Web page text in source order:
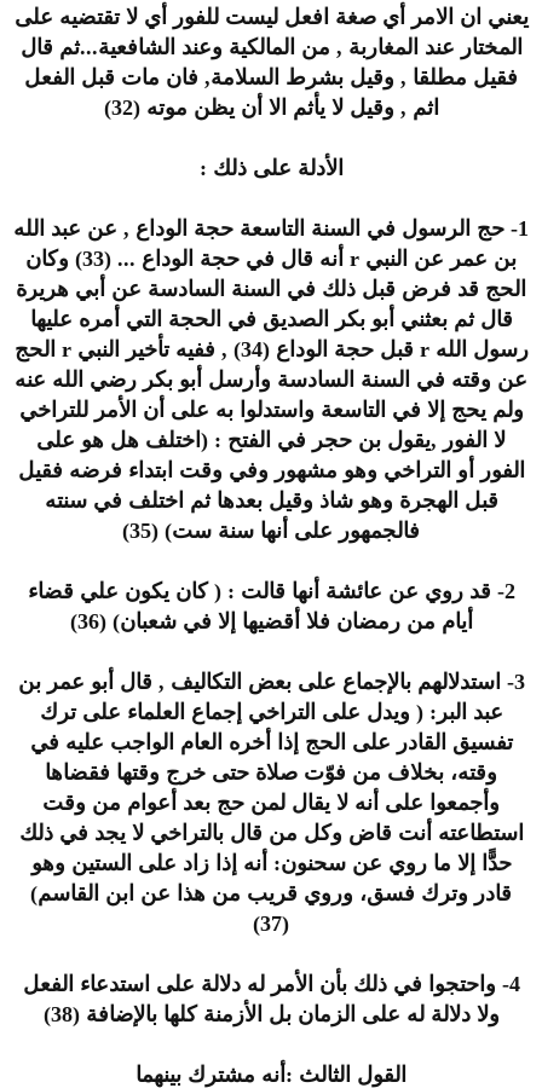
يعني ان الامر أي صغة افعل ليست للفور أي لا تقتضيه على
المختار عند المغاربة , من المالكية وعند الشافعية...ثم قال
فقيل مطلقا , وقيل بشرط السلامة, فان مات قبل الفعل
اثم , وقيل لا يأثم الا أن يظن موته (32)
الأدلة على ذلك :
1- حج الرسول في السنة التاسعة حجة الوداع , عن عبد الله
بن عمر عن النبي r أنه قال في حجة الوداع ... (33) وكان
الحج قد فرض قبل ذلك في السنة السادسة عن أبي هريرة
قال ثم بعثني أبو بكر الصديق في الحجة التي أمره عليها
رسول الله r قبل حجة الوداع (34) , ففيه تأخير النبي r الحج
عن وقته في السنة السادسة وأرسل أبو بكر رضي الله عنه
ولم يحج إلا في التاسعة واستدلوا به على أن الأمر للتراخي
لا الفور ,يقول بن حجر في الفتح : (اختلف هل هو على
الفور أو التراخي وهو مشهور وفي وقت ابتداء فرضه فقيل
قبل الهجرة وهو شاذ وقيل بعدها ثم اختلف في سنته
فالجمهور على أنها سنة ست) (35)
2- قد روي عن عائشة أنها قالت : ( كان يكون علي قضاء
أيام من رمضان فلا أقضيها إلا في شعبان) (36)
3- استدلالهم بالإجماع على بعض التكاليف , قال أبو عمر بن
عبد البر: ( ويدل على التراخي إجماع العلماء على ترك
تفسيق القادر على الحج إذا أخره العام الواجب عليه في
وقته، بخلاف من فوّت صلاة حتى خرج وقتها فقضاها
وأجمعوا على أنه لا يقال لمن حج بعد أعوام من وقت
استطاعته أنت قاض وكل من قال بالتراخي لا يجد في ذلك
حدًّا إلا ما روي عن سحنون: أنه إذا زاد على الستين وهو
قادر وترك فسق، وروي قريب من هذا عن ابن القاسم)
(37)
4- واحتجوا في ذلك بأن الأمر له دلالة على استدعاء الفعل
ولا دلالة له على الزمان بل الأزمنة كلها بالإضافة (38)
القول الثالث :أنه مشترك بينهما